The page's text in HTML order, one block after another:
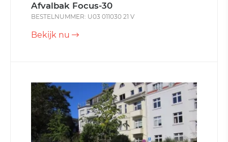
Afvalbak Focus-30
BESTELNUMMER: U03 011030 21 V
Bekijk nu